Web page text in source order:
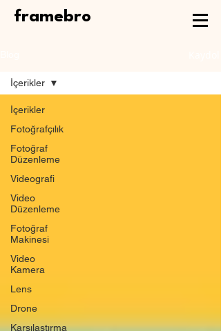
framebro
İçerikler
Fotoğrafçılık
Fotoğraf
Düzenleme
Videografi
Video
Düzenleme
Fotoğraf
Makinesi
Video
Kamera
Lens
Drone
Karşılaştırma
İçerikler